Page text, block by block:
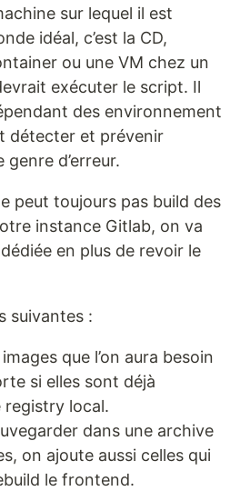
sur lequel il est
idéal, c’est la CD,
ou une VM chez un
exécuter le script. Il
des environnement
détecter et prévenir
d’erreur.
peut toujours pas build des
instance Gitlab, on va
en plus de revoir le
suivantes :
que l’on aura besoin
si elles sont déjà
registry local.
dans une archive
on ajoute aussi celles qui
le frontend.